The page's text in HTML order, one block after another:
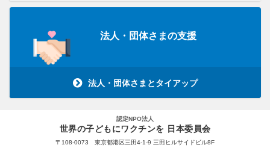
法人・団体さまの支援
法人・団体さまとタイアップ
認定NPO法人
世界の子どもにワクチンを 日本委員会
〒108-0073 東京都港区三田4-1-9 三田ヒルサイドビル8F